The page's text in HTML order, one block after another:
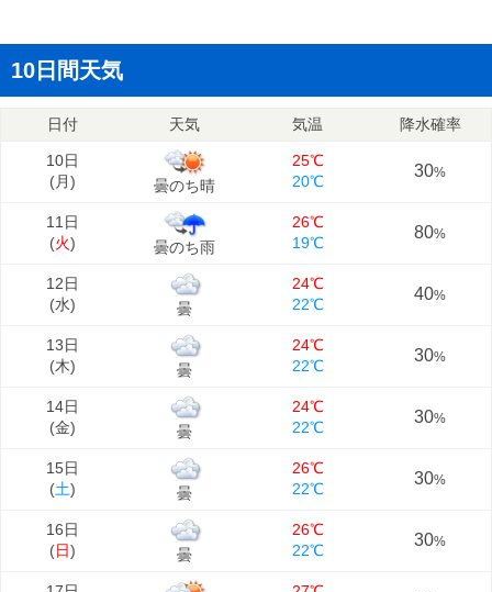
10日間天気
日付 天気 気温 降水確率
10日
(月) 曇のち晴
25℃
20℃
30%
11日
(火) 曇のち雨
26℃
19℃
80%
12日
(水) 曇
24℃
22℃
40%
13日
(木) 曇
24℃
22℃
30%
14日
(金) 曇
24℃
22℃
30%
15日
(土) 曇
26℃
22℃
30%
16日
(日) 曇
26℃
22℃
30%